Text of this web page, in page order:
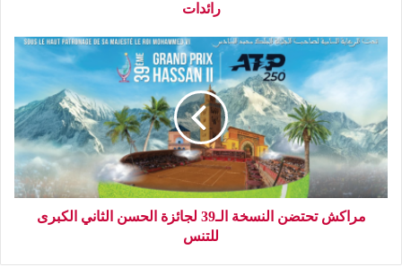
رائدات
مراكش تحتضن النسخة الـ39 لجائزة الحسن الثاني الكبرى
للتنس